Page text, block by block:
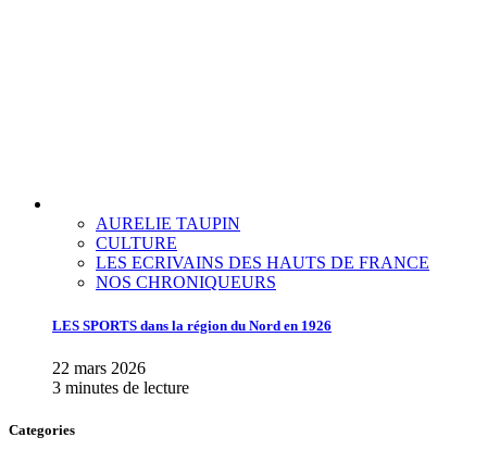
AURELIE TAUPIN
CULTURE
LES ECRIVAINS DES HAUTS DE FRANCE
NOS CHRONIQUEURS
LES SPORTS dans la région du Nord en 1926
22 mars 2026
3 minutes de lecture
Categories